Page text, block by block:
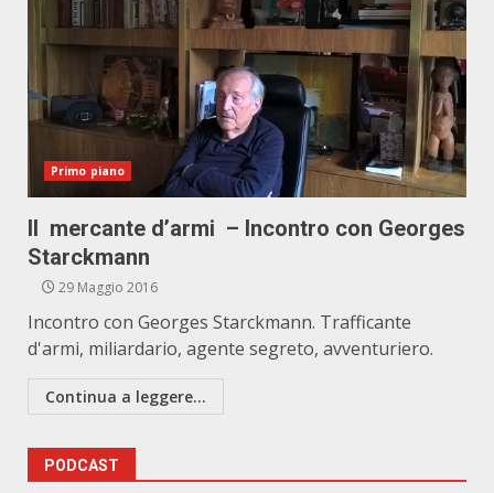
Primo piano
Il mercante d’armi – Incontro con Georges
Starckmann
29 Maggio 2016
Incontro con Georges Starckmann. Trafficante
d'armi, miliardario, agente segreto, avventuriero.
Continua a leggere...
PODCAST